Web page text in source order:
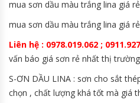
mua sơn dầu màu trắng lina giá
mua sơn dầu màu trắng lina giá
Liên hệ : 0978.019.062 ;
vấn báo giá sơn rẻ nhất thị
S-ƠN DẦU LINA : sơn cho sắt
chọn , chất lượng khá tốt mà giá